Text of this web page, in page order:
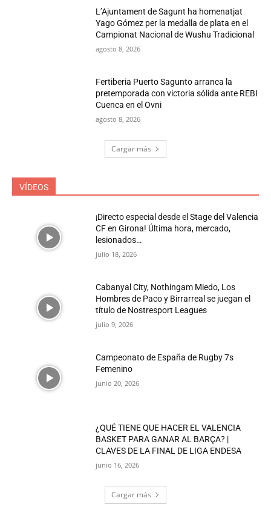
L’Ajuntament de Sagunt ha homenatjat
Yago Gómez per la medalla de plata en el
Campionat Nacional de Wushu Tradicional
agosto 8, 2026
Fertiberia Puerto Sagunto arranca la
pretemporada con victoria sólida ante REBI
Cuenca en el Ovni
agosto 8, 2026
Cargar más
VÍDEOS
¡Directo especial desde el Stage del Valencia
CF en Girona! Última hora, mercado,
lesionados…
julio 18, 2026
Cabanyal City, Nothingam Miedo, Los
Hombres de Paco y Birrarreal se juegan el
título de Nostresport Leagues
julio 9, 2026
Campeonato de España de Rugby 7s
Femenino
junio 20, 2026
¿QUÉ TIENE QUE HACER EL VALENCIA
BASKET PARA GANAR AL BARÇA? |
CLAVES DE LA FINAL DE LIGA ENDESA
junio 16, 2026
Cargar más